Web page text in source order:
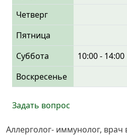
Четверг
Пятница
Суббота
10:00 - 14:00
Воскресенье
Задать вопрос
Аллерголог- иммунолог,